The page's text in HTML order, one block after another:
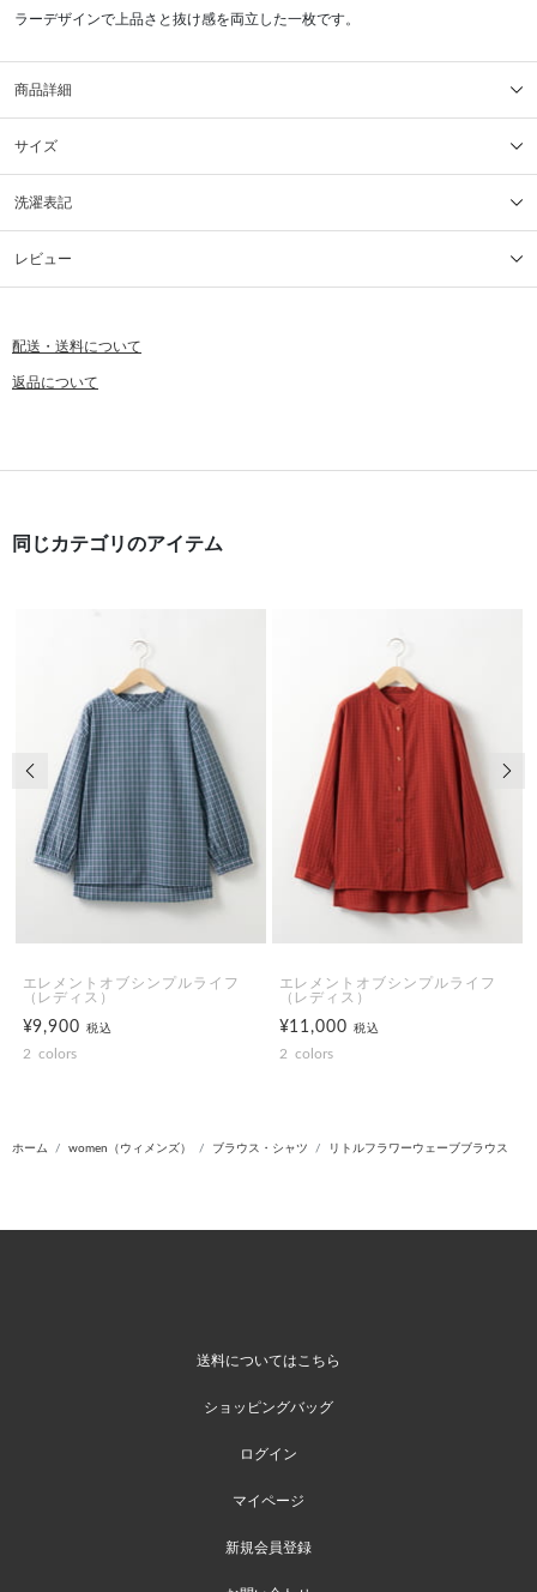
ラーデザインで上品さと抜け感を両立した一枚です。
商品詳細
サイズ
洗濯表記
レビュー
配送・送料について
返品について
同じカテゴリのアイテム
エレメントオブシンプルライフ
（レディス）
¥9,900税込
2 colors
エレメントオブシンプルライフ
（レディス）
¥11,000税込
2 colors
前の画像
ホーム women（ウィメンズ） ブラウス・シャツ リトルフラワーウェーブブラウス
送料についてはこちら
ショッピングバッグ
ログイン
マイページ
新規会員登録